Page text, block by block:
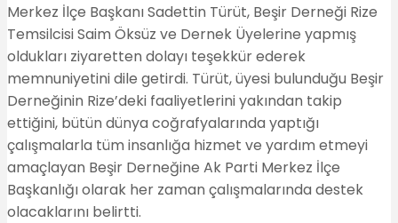
Merkez İlçe Başkanı Sadettin Türüt, Beşir Derneği Rize
Temsilcisi Saim Öksüz ve Dernek Üyelerine yapmış
oldukları ziyaretten dolayı teşekkür ederek
memnuniyetini dile getirdi. Türüt, üyesi bulunduğu Beşir
Derneğinin Rize’deki faaliyetlerini yakından takip
ettiğini, bütün dünya coğrafyalarında yaptığı
çalışmalarla tüm insanlığa hizmet ve yardım etmeyi
amaçlayan Beşir Derneğine Ak Parti Merkez İlçe
Başkanlığı olarak her zaman çalışmalarında destek
olacaklarını belirtti.